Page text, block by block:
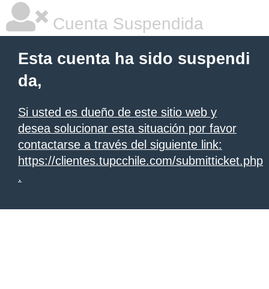
Cuenta Suspendida
Esta cuenta ha sido suspendi
da,
Si usted es dueño de este sitio web y
desea solucionar esta situación por favor
contactarse a través del siguiente link:
https://clientes.tupcchile.com/submitticket.php
.